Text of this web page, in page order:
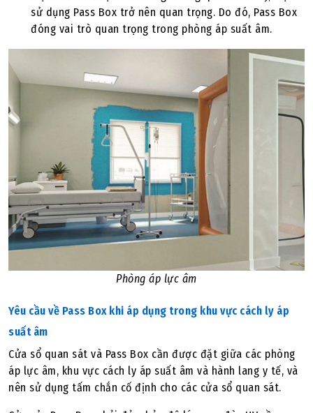
sử dụng Pass Box trở nên quan trọng. Do đó, Pass Box
đóng vai trò quan trọng trong phòng áp suất âm.
Phòng áp lực âm
Yêu cầu về Pass Box khi áp dụng trong khu vực cách ly áp
suất âm
Cửa sổ quan sát và Pass Box cần được đặt giữa các phòng
áp lực âm, khu vực cách ly áp suất âm và hành lang y tế, và
nên sử dụng tấm chắn cố định cho các cửa sổ quan sát.